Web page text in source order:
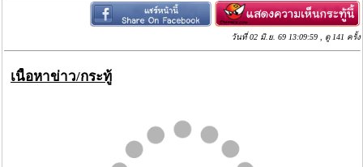
วันที่ 02 มิ.ย. 69 13:09:59 , ดู 141 ครั้ง
เนื้อหาข่าว/กระทู้